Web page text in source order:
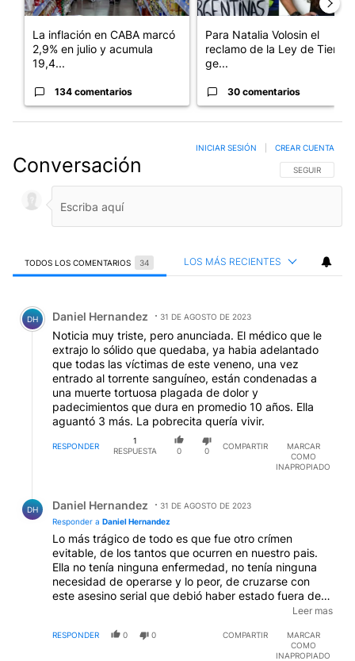
La inflación en CABA marcó
2,9% en julio y acumula
19,4...
134 comentarios
Para Natalia Volosin el
reclamo de la Ley de Tierras
ge...
30 comentarios
Conversación SIGA ESTA
SEGUIR
INICIAR SESIÓN CREAR CUENTA
TODOS LOS COMENTARIOS 34 LOS MÁS RECIENTES
Comentario de Daniel Hernandez.
DH Daniel Hernandez 31 DE AGOSTO DE 2023
Noticia muy triste, pero anunciada. El médico que le
extrajo lo sólido que quedaba, ya habia adelantado
que todas las víctimas de este veneno, una vez
entrado al torrente sanguíneo, están condenadas a
una muerte tortuosa plagada de dolor y
padecimientos que dura en promedio 10 años. Ella
aguantó 3 más. La pobrecita quería vivir.
RESPONDER
1
RESPUESTA
0 0
COMPARTIR
MARCAR
COMO
INAPROPIADO
DH Daniel Hernandez
31 DE AGOSTO DE 2023
Responder a Daniel Hernandez
Lo más trágico de todo es que fue otro crímen
evitable, de los tantos que ocurren en nuestro pais.
Ella no tenía ninguna enfermedad, no tenía ninguna
necesidad de operarse y lo peor, de cruzarse con
este asesino serial que debió haber estado fuera de
circulación hace rato, con un estado eficiente. Con
los ciudadanos y no para proteger y dar cobertura y
zona liberada, a nichos de negocios y demonios
Leer mas
RESPONDER 0 0 COMPARTIR
MARCAR
COMO
INAPROPIADO